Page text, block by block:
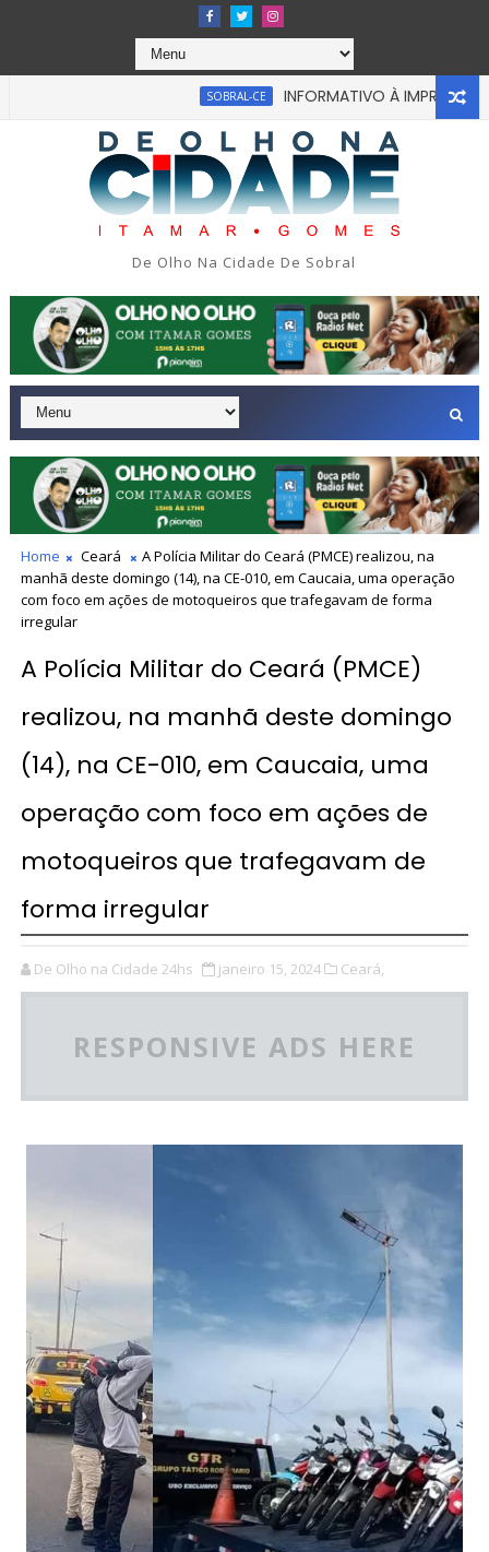
SOBRAL-CE INFORMATIVO À IMPRENSA
em tragédia na tarde da última segunda-feira 13/07/2026
De Olho Na Cidade De Sobral
Home Ceará
A Polícia Militar do Ceará (PMCE) realizou, na
manhã deste domingo (14), na CE-010, em Caucaia, uma operação
com foco em ações de motoqueiros que trafegavam de forma
irregular
A Polícia Militar do Ceará (PMCE)
realizou, na manhã deste domingo
(14), na CE-010, em Caucaia, uma
operação com foco em ações de
motoqueiros que trafegavam de
forma irregular
De Olho na Cidade 24hs janeiro 15, 2024 Ceará,
RESPONSIVE ADS HERE